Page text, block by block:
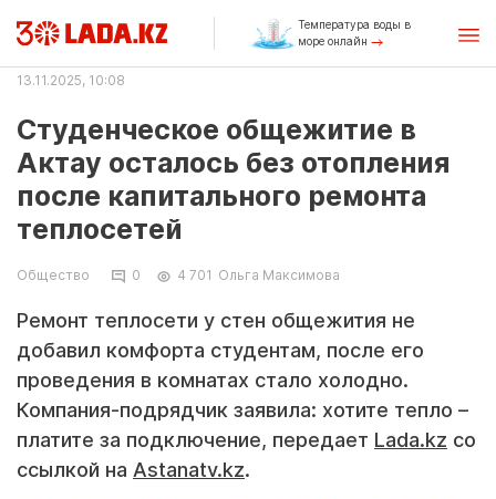
Температура воды в
море онлайн
13.11.2025, 10:08
Студенческое общежитие в
Актау осталось без отопления
после капитального ремонта
теплосетей
Общество 0 4 701 Ольга Максимова
Ремонт теплосети у стен общежития не
добавил комфорта студентам, после его
проведения в комнатах стало холодно.
Компания-подрядчик заявила: хотите тепло –
платите за подключение, передает Lada.kz со
ссылкой на Astanatv.kz.